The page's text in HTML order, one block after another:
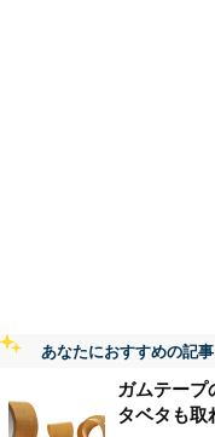
あなたにおすすめの記事
ガムテープ
タベタも取